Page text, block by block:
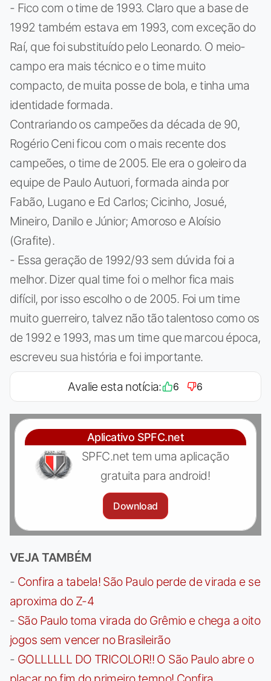
- Fico com o time de 1993. Claro que a base de
1992 também estava em 1993, com exceção do
Raí, que foi substituído pelo Leonardo. O meio-
campo era mais técnico e o time muito
compacto, de muita posse de bola, e tinha uma
identidade formada.
Contrariando os campeões da década de 90,
Rogério Ceni ficou com o mais recente dos
campeões, o time de 2005. Ele era o goleiro da
equipe de Paulo Autuori, formada ainda por
Fabão, Lugano e Ed Carlos; Cicinho, Josué,
Mineiro, Danilo e Júnior; Amoroso e Aloísio
(Grafite).
- Essa geração de 1992/93 sem dúvida foi a
melhor. Dizer qual time foi o melhor fica mais
difícil, por isso escolho o de 2005. Foi um time
muito guerreiro, talvez não tão talentoso como os
de 1992 e 1993, mas um time que marcou época,
escreveu sua história e foi importante.
Avalie esta notícia: 6 6
Aplicativo SPFC.net
SPFC.net tem uma aplicação
gratuita para android!
Download
VEJA TAMBÉM
- Confira a tabela! São Paulo perde de virada e se
aproxima do Z-4
- São Paulo toma virada do Grêmio e chega a oito
jogos sem vencer no Brasileirão
- GOLLLLLL DO TRICOLOR!! O São Paulo abre o